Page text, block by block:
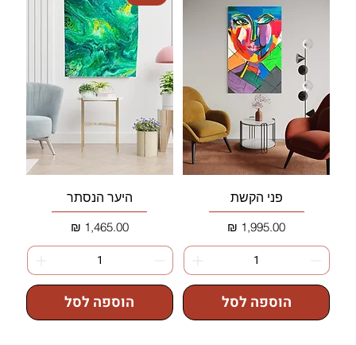
פני הקשת
מחיר
הוספה לסל
היער הנסתר
מחיר‏1,465.00 ‏₪
הוספה לסל